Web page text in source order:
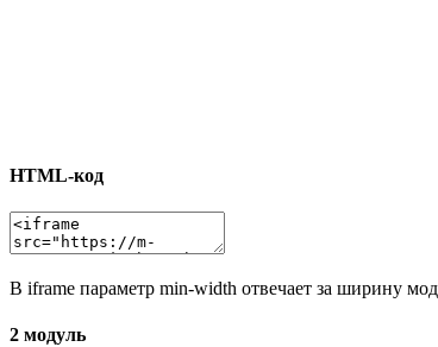
HTML-код
В iframe параметр min-width отвечает за ширину
2 модуль